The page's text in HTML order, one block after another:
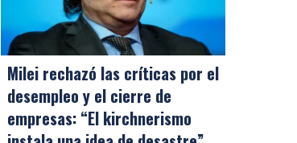
Milei rechazó las críticas por el
desempleo y el cierre de
empresas: “El kirchnerismo